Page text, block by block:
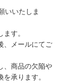
いいたしま
す。
、メールにてご
、商品の欠陥や
承ります。